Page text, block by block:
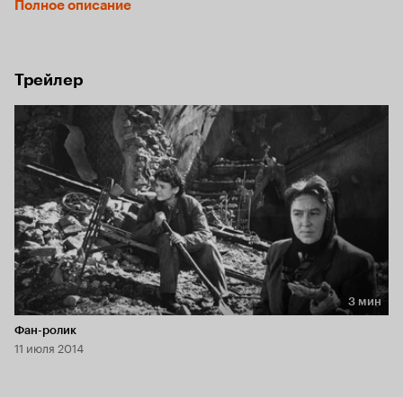
Рассказ о суровых буднях защитников Ленинграда, полных
повествования - судьбы военных летчиков, которым
выпало сражаться в небе над Ленинградом и Балтикой.
Полное описание
Трейлер
Длительность 3 мин
3 мин
Фан-ролик
11 июля 2014